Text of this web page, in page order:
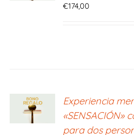
€174,00
Experiencia
«SENSACIÓN»
para dos